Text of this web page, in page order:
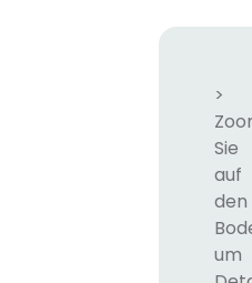
>
Sie
auf
den
um